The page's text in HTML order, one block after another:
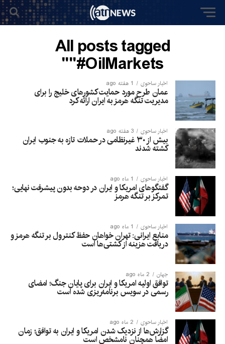
All posts tagged
"#OilMarkets"
اخبار ساحوی 1 هفته ago
عمان طرح مورد حمایت کشورهای خلیج را برای
مدیریت تنگه هرمز به ایران ارائه کرد
اخبار ساحوی 3 هفته ago
بیش از ۳۰ غیرنظامی در حملات تازه به جنوب ایران
کشته شدند
اخبار ساحوی 1 ماه ago
گفتگوهای امریکا و ایران در دوحه بدون پیشرفت نهایی؛
تمرکز بر تنگه هرمز
اخبار ساحوی 1 ماه ago
منابع ایرانی: تهران خواهان حفظ کنترول بر تنگه هرمز و
دریافت هزینه از کشتی‌ها است
جهان 2 ماه ago
توافق اولیه امریکا و ایران برای پایان جنگ؛ امضای
رسمی در سویس برنامه‌ریزی شده است
اخبار ساحوی 2 ماه ago
گزارش‌ها از نزدیک شدن امریکا و ایران به توافق؛ زمان
امضا همچنان نامشخص است